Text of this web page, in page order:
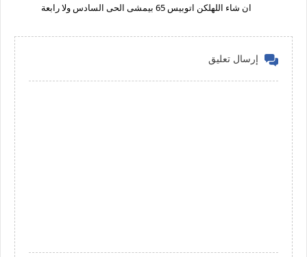
ان شاء اللهلكن اتوبيس 65 بيمشى الحى السادس ولا رابعة
إرسال تعليق